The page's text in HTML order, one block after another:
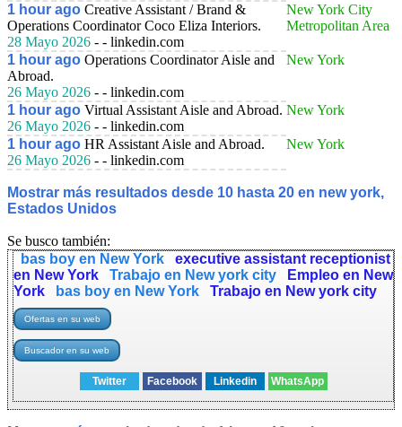
1 hour ago Creative Assistant / Brand &
Operations Coordinator Coco Eliza Interiors.
28 Mayo 2026 - - linkedin.com
New York City
Metropolitan Area
1 hour ago Operations Coordinator Aisle and
Abroad.
26 Mayo 2026 - - linkedin.com
New York
1 hour ago Virtual Assistant Aisle and Abroad.
26 Mayo 2026 - - linkedin.com
New York
1 hour ago HR Assistant Aisle and Abroad.
26 Mayo 2026 - - linkedin.com
New York
Mostrar más resultados desde 10 hasta 20 en new york,
Estados Unidos
Se busco también:
bas boy en New York
executive assistant receptionist
en New York
Trabajo en New york city
Empleo en New
York
bas boy en New York Trabajo en New york city
Twitter Facebook Linkedin WhatsApp